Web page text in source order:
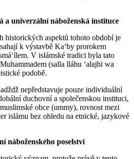
a univerzální náboženská instituce
historických aspektů tohoto období je
k výstavbě Ka‘by prorokem
V islámské tradici byla tato
(salla lláhu ʻalajhi wa
podobě.
nepředstavuje pouze individuální
duchovní a společenskou instituci,
obce (ummy), rovnost mezi
islámu bez ohledu na etnické, jazykové
náboženského poselství